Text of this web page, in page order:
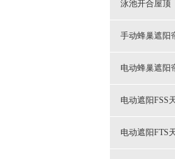
泳池开合屋顶
手动蜂巢遮阳
电动蜂巢遮阳
电动遮阳FSS
电动遮阳FTS